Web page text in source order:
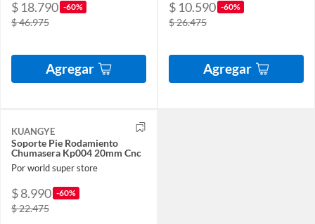
$ 18.790 -60%
$ 46.975
Agregar
$ 10.590 -60%
$ 26.475
Agregar
KUANGYE
Soporte Pie Rodamiento
Chumasera Kp004 20mm Cnc
Por world super store
$ 8.990 -60%
$ 22.475